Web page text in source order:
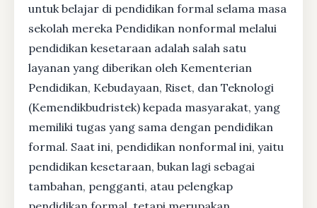
untuk belajar di pendidikan formal selama masa
sekolah mereka Pendidikan nonformal melalui
pendidikan kesetaraan adalah salah satu
layanan yang diberikan oleh Kementerian
Pendidikan, Kebudayaan, Riset, dan Teknologi
(Kemendikbudristek) kepada masyarakat, yang
memiliki tugas yang sama dengan pendidikan
formal. Saat ini, pendidikan nonformal ini, yaitu
pendidikan kesetaraan, bukan lagi sebagai
tambahan, pengganti, atau pelengkap